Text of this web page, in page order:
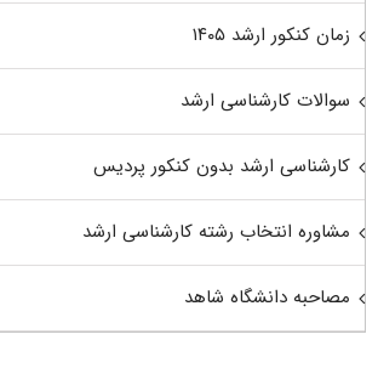
زمان کنکور ارشد ۱۴۰۵
سوالات کارشناسی ارشد
کارشناسی ارشد بدون کنکور پردیس
مشاوره انتخاب رشته کارشناسی ارشد
مصاحبه دانشگاه شاهد